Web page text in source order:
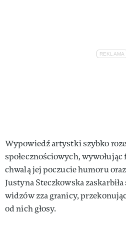
Wypowiedź artystki szybko
społecznościowych,
chwalą jej poczucie humoru
Justyna Steczkowska
widzów zza granicy,
od nich głosy.